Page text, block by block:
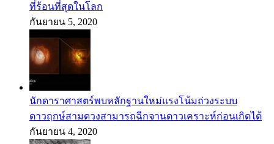
ที่ร้อนที่สุดในโลก
กันยายน 5, 2020
นักดาราศาสตร์พบหลักฐานใหม่แรงโน้มถ่วงระบบ
ดาวฤกษ์สามดวงสามารถฉีกจานดาวเคราะห์ก่อนเกิดได้
กันยายน 4, 2020